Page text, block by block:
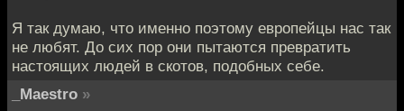
Я так думаю, что именно поэтому европейцы нас так
не любят. До сих пор они пытаются превратить
настоящих людей в скотов, подобных себе.
_Maestro »